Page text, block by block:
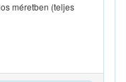
méretben (teljes